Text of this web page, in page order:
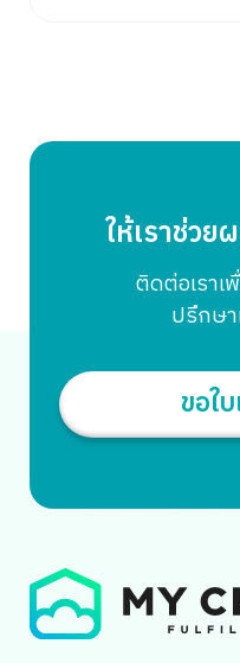
ให้เราช่ว
ติดต่อเรา
ปรึกษา
ขอใ